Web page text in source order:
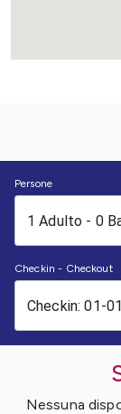
Persone
Checkin - Checkout
Nessuna